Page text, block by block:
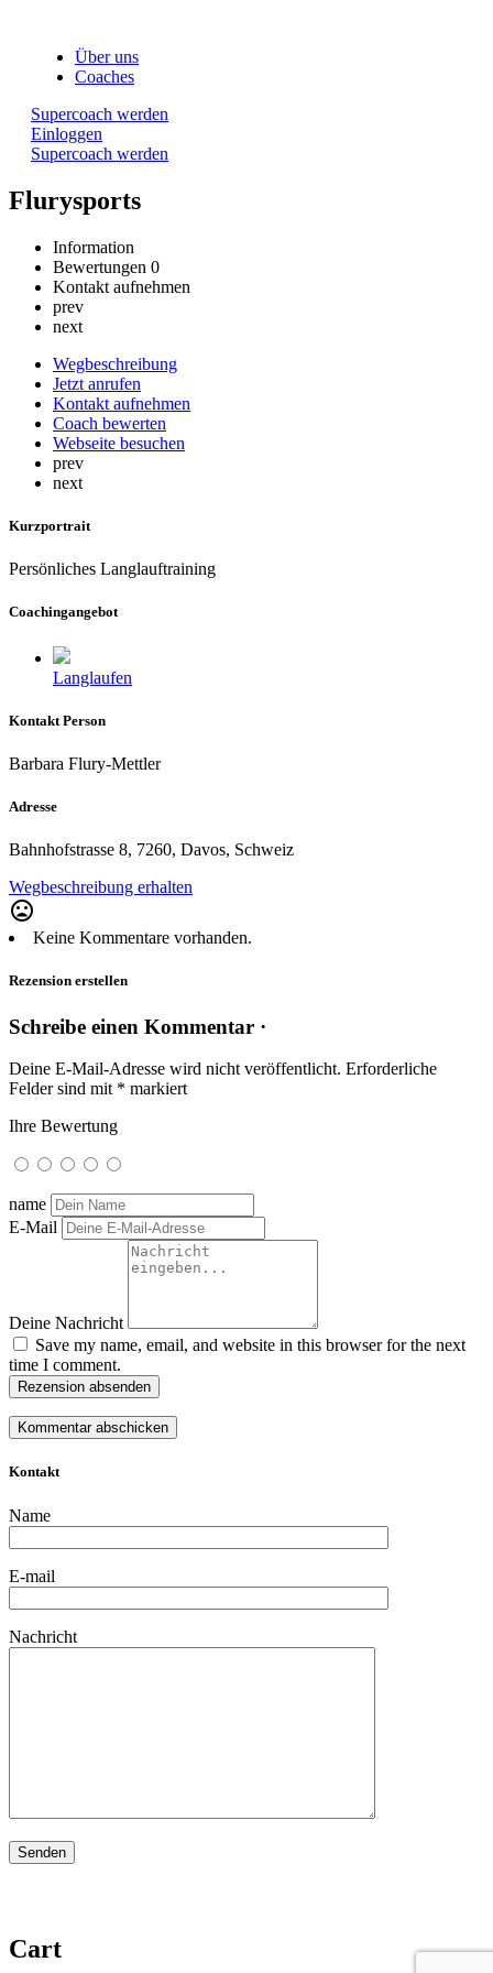
Über uns
Coaches
Supercoach werden
Einloggen
Supercoach werden
Flurysports
Information
Bewertungen 0
Kontakt aufnehmen
prev
next
Wegbeschreibung
Jetzt anrufen
Kontakt aufnehmen
Coach bewerten
Webseite besuchen
prev
next
Kurzportrait
Persönliches Langlauftraining
Coachingangebot
Langlaufen
Kontakt Person
Barbara Flury-Mettler
Adresse
Bahnhofstrasse 8, 7260, Davos, Schweiz
Wegbeschreibung erhalten
mood_bad
Keine Kommentare vorhanden.
Rezension erstellen
Schreibe einen Kommentar ·
Deine E-Mail-Adresse wird nicht veröffentlicht. Erforderliche
Felder sind mit * markiert
Ihre Bewertung
name
E-Mail
Deine Nachricht
Save my name, email, and website in this browser for the next
time I comment.
Rezension absenden
Kontakt
Name
E-mail
Nachricht
Cart